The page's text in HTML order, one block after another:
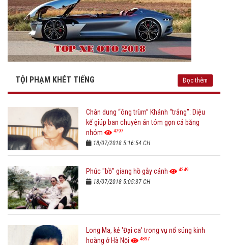
TỘI PHẠM KHÉT TIẾNG Đọc thêm
Chân dung “ông trùm” Khánh “trắng”: Diệu
kế giúp ban chuyên án tóm gọn cả băng
nhóm
4797
18/07/2018 5:16:54 CH
Phúc "bồ" giang hồ gẫy cánh 4249
18/07/2018 5:05:37 CH
Long Ma, kẻ 'Đại ca' trong vụ nổ súng kinh
hoàng ở Hà Nội
4897